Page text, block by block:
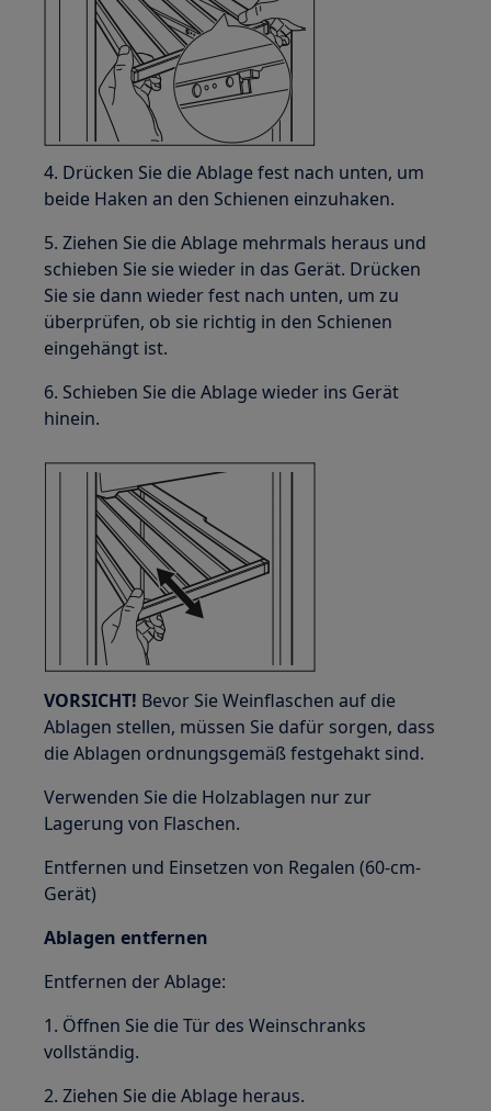
4. Drücken Sie die Ablage fest nach unten, um
beide Haken an den Schienen einzuhaken.
5. Ziehen Sie die Ablage mehrmals heraus und
schieben Sie sie wieder in das Gerät. Drücken
Sie sie dann wieder fest nach unten, um zu
überprüfen, ob sie richtig in den Schienen
eingehängt ist.
6. Schieben Sie die Ablage wieder ins Gerät
hinein.
VORSICHT! Bevor Sie Weinflaschen auf die
Ablagen stellen, müssen Sie dafür sorgen, dass
die Ablagen ordnungsgemäß festgehakt sind.
Verwenden Sie die Holzablagen nur zur
Lagerung von Flaschen.
Entfernen und Einsetzen von Regalen (60-cm-
Gerät)
Ablagen entfernen
Entfernen der Ablage:
1. Öffnen Sie die Tür des Weinschranks
vollständig.
2. Ziehen Sie die Ablage heraus.